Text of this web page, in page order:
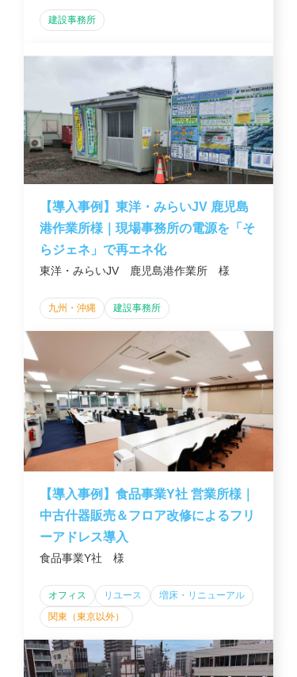
建設事務所
【導入事例】東洋・みらいJV 鹿児島
港作業所様｜現場事務所の電源を「そ
らジェネ」で再エネ化
東洋・みらいJV 鹿児島港作業所 様
九州・沖縄 建設事務所
【導入事例】食品事業Y社 営業所様｜
中古什器販売＆フロア改修によるフリ
ーアドレス導入
食品事業Y社 様
オフィス リユース
増床・リニューアル
関東（東京以外）